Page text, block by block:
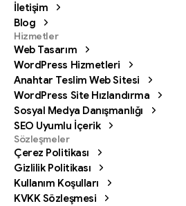
İletişim
Blog
Hizmetler
Web Tasarım
WordPress Hizmetleri
Anahtar Teslim Web Sitesi
WordPress Site Hızlandırma
Sosyal Medya Danışmanlığı
SEO Uyumlu İçerik
Sözleşmeler
Çerez Politikası
Gizlilik Politikası
Kullanım Koşulları
KVKK Sözleşmesi